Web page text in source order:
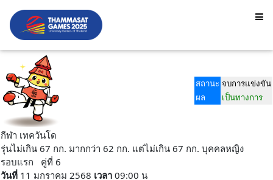
สถานะ จบการแข่งขัน
ผล
เป็นทางการ
กีฬา เทควันโด
รุ่นไม่เกิน 67 กก. มากกว่า 62 กก. แต่ไม่เกิน 67 กก. บุคคลหญิง
รอบแรก คู่ที่ 6
วันที่ 11 มกราคม 2568 เวลา 09:00 น